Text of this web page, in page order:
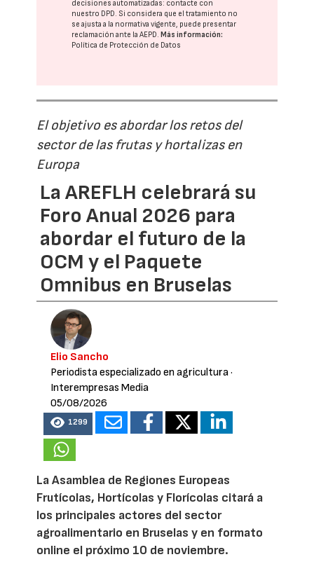
decisiones automatizadas: contacte con
nuestro DPD. Si considera que el tratamiento no
se ajusta a la normativa vigente, puede presentar
reclamación ante laAEPD.Más información:
Política de Protección de Datos
El objetivo es abordar los retos del
sector de las frutas y hortalizas en
Europa
La AREFLH celebrará su
Foro Anual 2026 para
abordar el futuro de la
OCM y el Paquete
Omnibus en Bruselas
Elio Sancho
Periodista especializado en agricultura·
Interempresas Media
05/08/2026
1299
La Asamblea de Regiones Europeas
Frutícolas, Hortícolas y Florícolas citará a
los principales actores del sector
agroalimentario en Bruselas y en formato
online el próximo 10 de noviembre.